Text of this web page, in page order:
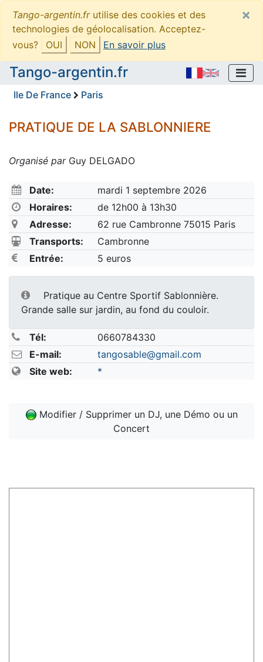
Tango-argentin.frutilise des cookies et des
technologies de géolocalisation. Acceptez-
vous?
OUI NON En savoir plus
×
Tango-argentin.fr
Ile De France Paris
PRATIQUE DE LA SABLONNIERE
Organisé parGuy DELGADO
Date:
mardi 1 septembre 2026
Horaires:
de 12h00 à 13h30
Adresse:
62 rue Cambronne 75015 Paris
Transports:
Cambronne
Entrée:
5 euros
Pratique au Centre Sportif Sablonnière.
Grande salle sur jardin, au fond du couloir.
Tél:
0660784330
E-mail:
tangosable@gmail.com
Site web:
*
Modifier / Supprimer un DJ, une Démo ou un
Concert